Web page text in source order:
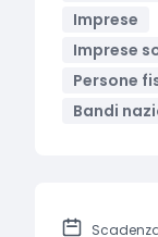
Imprese
Imprese
Persone
Bandi